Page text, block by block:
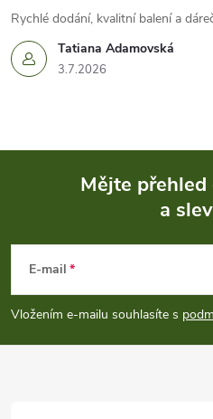
Tatiana Adamovská
3.7.2026
Rychlé dodání, kvalitní balení a
p
a
Mějte
a
E-mail
Vložením e-mailu souhlasíte s